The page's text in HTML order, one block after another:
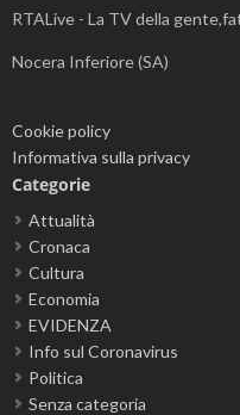
RTALive - La TV della
Nocera Inferiore (SA)
Cookie policy
Informativa sulla privacy
Categorie
Attualità
Cronaca
Cultura
Economia
EVIDENZA
Info sul Coronavirus
Politica
Senza categoria